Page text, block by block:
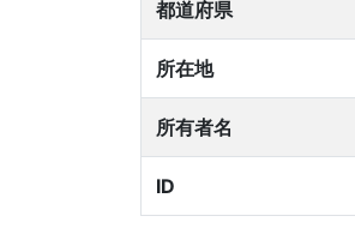
都道府県
所在地
所有者名
ID